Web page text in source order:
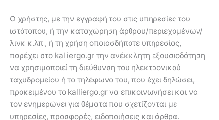
Ο χρήστης, με την εγγραφή του στις υπηρεσίες του
ιστότοπου, ή την καταχώρηση άρθρου/περιεχομένων/
λινκ κ.λπ., ή τη χρήση οποιασδήποτε υπηρεσίας,
παρέχει στο kalliergo.gr την ανέκκλητη εξουσιοδότηση
να χρησιμοποιεί τη διεύθυνση του ηλεκτρονικού
ταχυδρομείου ή το τηλέφωνο του, που έχει δηλώσει,
προκειμένου το kalliergo.gr να επικοινωνήσει και να
τον ενημερώνει για θέματα που σχετίζονται με
υπηρεσίες, προσφορές, ειδοποιήσεις και άρθρα.